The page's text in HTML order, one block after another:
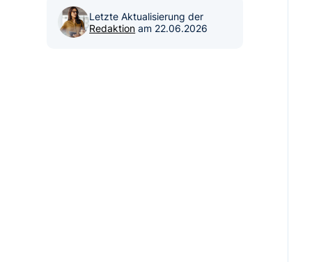
Letzte Aktualisierung der
Redaktion am 22.06.2026